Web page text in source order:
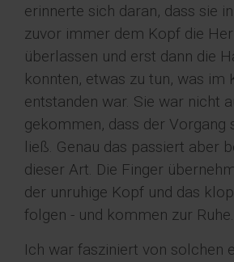
erinnerte sich daran, dass sie
zuvor immer dem Kopf die
überlassen und erst dann die
konnten, etwas zu tun, was im
entstanden war. Sie war nicht
gekommen, dass der Vorgang
ließ. Genau das passiert aber
dieser Art. Die Finger
der unruhige Kopf und das
folgen - und kommen zur Ruhe.
Ich war fasziniert von solchen